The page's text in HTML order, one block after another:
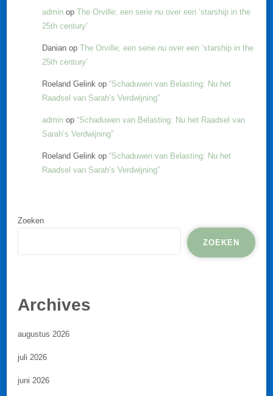
admin op The Orville; een serie nu over een ‘starship in the
25th century’
Danian op The Orville; een serie nu over een ‘starship in the
25th century’
Roeland Gelink op “Schaduwen van Belasting: Nu het
Raadsel van Sarah’s Verdwijning”
admin op “Schaduwen van Belasting: Nu het Raadsel van
Sarah’s Verdwijning”
Roeland Gelink op “Schaduwen van Belasting: Nu het
Raadsel van Sarah’s Verdwijning”
Zoeken
ZOEKEN
Archives
augustus 2026
juli 2026
juni 2026